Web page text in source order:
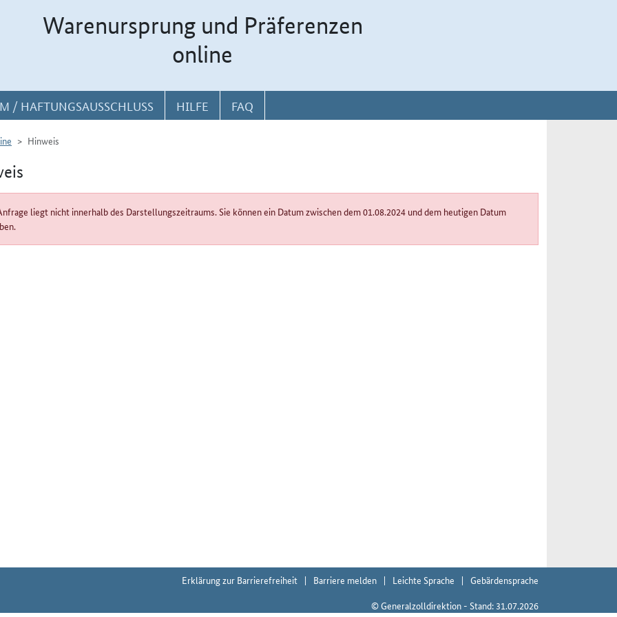
Warenursprung und Präferenzen
online
/ HAFTUNGSAUSSCHLUSS HILFE FAQ
Hinweis
liegt nicht innerhalb des Darstellungszeitraums. Sie können ein Datum zwischen dem 01.08.2024 und dem heutigen Datum
Erklärung zur Barrierefreiheit Barriere melden Leichte Sprache
Gebärdensprache
© Generalzolldirektion - Stand: 31.07.2026